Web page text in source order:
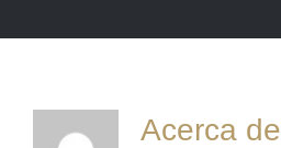
Acerca de